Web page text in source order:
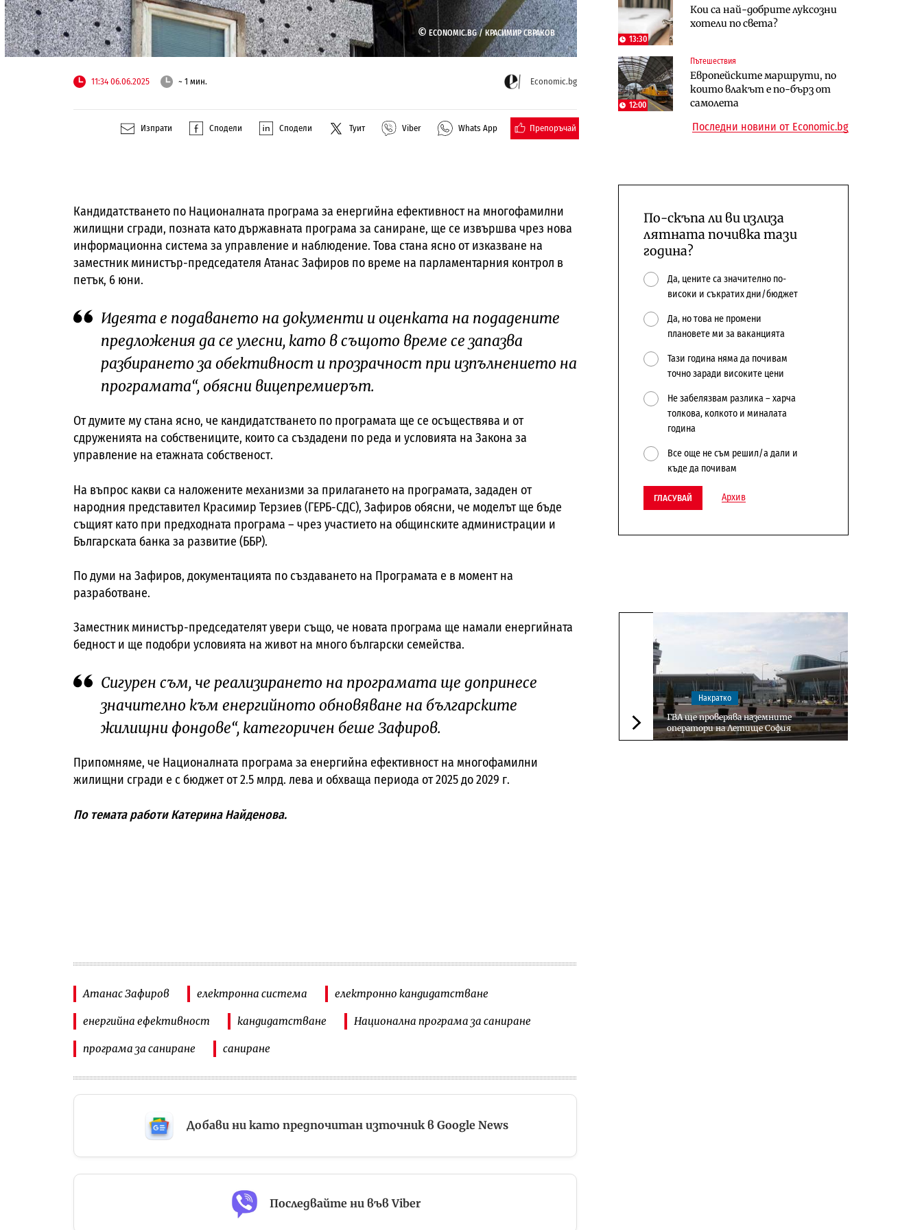
© ECONOMIC.BG /КРАСИМИР СВРАКОВ
11:34 06.06.2025 ~ 1 мин. Economic.bg
Изпрати Сподели Сподели Туит Viber Whats App Препоръчай
Кандидатстването по Националната програма за енергийна ефективност на многофамилни
жилищни сгради, позната като държавната програма за саниране, ще се извършва чрез нова
информационна система за управление и наблюдение. Това стана ясно от изказване на
заместник министър-председателя Атанас Зафиров по време на парламентарния контрол в
петък, 6 юни.
Идеята е подаването на документи и оценката на подадените
предложения да се улесни, като в същото време се запазва
разбирането за обективност и прозрачност при изпълнението на
програмата“, обясни вицепремиерът.
От думите му стана ясно, че кандидатстването по програмата ще се осъществява и от
сдруженията на собствениците, които са създадени по реда и условията на Закона за
управление на етажната собственост.
На въпрос какви са наложените механизми за прилагането на програмата, зададен от
народния представител Красимир Терзиев (ГЕРБ-СДС), Зафиров обясни, че моделът ще бъде
същият като при предходната програма – чрез участието на общинските администрации и
Българската банка за развитие (ББР).
По думи на Зафиров, документацията по създаването на Програмата е в момент на
разработване.
Заместник министър-председателят увери също, че новата програма ще намали енергийната
бедност и ще подобри условията на живот на много български семейства.
Сигурен съм, че реализирането на програмата ще допринесе
значително към енергийното обновяване на българските
жилищни фондове“, категоричен беше Зафиров.
Припомняме, че Националната програма за енергийна ефективност на многофамилни
жилищни сгради е с бюджет от 2.5 млрд. лева и обхваща периода от 2025 до 2029 г.
По темата работи Катерина Найденова.
Атанас Зафиров електронна система електронно кандидатстване
енергийна ефективност кандидатстване Национална програма за саниране
програма за саниране саниране
Добави ни като предпочитан източник в Google News
Последвайте ни във Viber
13:30
Кои са най-добрите луксозни
хотели по света?
12:00
Пътешествия
Европейските маршрути, по
които влакът е по-бърз от
самолета
само още няколко седмици, ако
сушата продължи
център в Доброславци
попадат в капан на
обществените поръчки?
Последни новини от Economic.bg
По-скъпа ли ви излиза
лятната почивка тази
година?
Да, цените са значително по-
високи и съкратих дни/бюджет
Да, но това не промени
плановете ми за ваканцията
Тази година няма да почивам
точно заради високите цени
Не забелязвам разлика – харча
толкова, колкото и миналата
година
Все още не съм решил/а дали и
къде да почивам
ГЛАСУВАЙ Архив
Следваща новина
Накратко
ГВА ще проверява наземните
оператори на Летище София